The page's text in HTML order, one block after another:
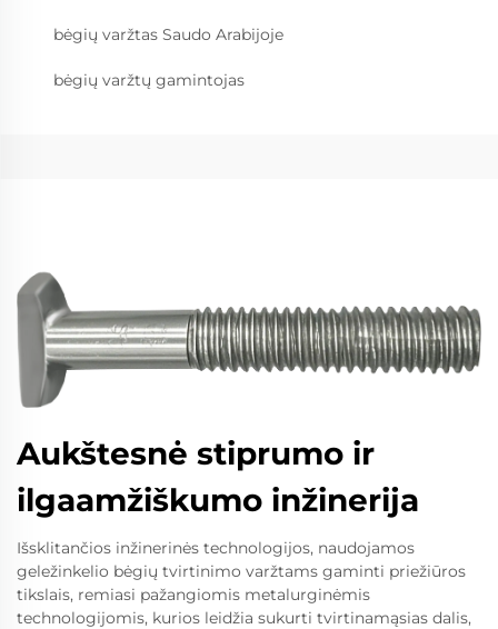
bėgių varžtas Saudo Arabijoje
bėgių varžtų gamintojas
Aukštesnė stiprumo ir
ilgaamžiškumo inžinerija
Išsklitančios inžinerinės technologijos, naudojamos
geležinkelio bėgių tvirtinimo varžtams gaminti priežiūros
tikslais, remiasi pažangiomis metalurginėmis
technologijomis, kurios leidžia sukurti tvirtinamąsias dalis,